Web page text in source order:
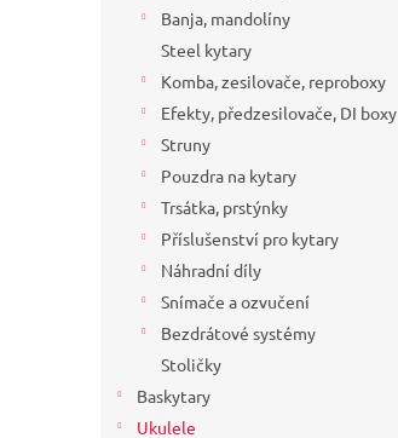
Banja, mandolíny
Steel kytary
Komba, zesilovače, reproboxy
Efekty, předzesilovače, DI boxy
Struny
Pouzdra na kytary
Trsátka, prstýnky
Příslušenství pro kytary
Náhradní díly
Snímače a ozvučení
Bezdrátové systémy
Stoličky
Baskytary
Ukulele